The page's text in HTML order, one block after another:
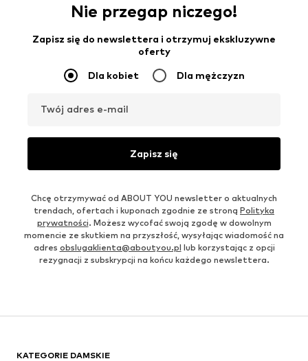
Nie przegap niczego!
Zapisz się do newslettera i otrzymuj ekskluzywne
oferty
Dla kobiet Dla mężczyzn
Twój adres e-mail
Zapisz się
Chcę otrzymywać od ABOUT YOU newsletter o aktualnych
trendach, ofertach i kuponach zgodnie ze stroną Polityka
prywatności. Możesz wycofać swoją zgodę w dowolnym
momencie ze skutkiem na przyszłość, wysyłając wiadomość na
adres obslugaklienta@aboutyou.pl lub korzystając z opcji
rezygnacji z subskrypcji na końcu każdego newslettera.
KATEGORIE DAMSKIE